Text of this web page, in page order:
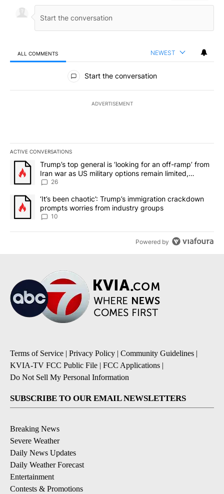
ALL COMMENTS NEWEST
All Comments
Start the conversation
ADVERTISEMENT
ACTIVE CONVERSATIONS
The following is a list of the most commented articles in the last
A trending article titled "Trump’s top general is ‘looking for an
Trump’s top general is ‘looking for an off-ramp’ from
Iran war as US military options remain limited,
sources say
26
A trending article titled "‘It’s been chaotic’: Trump’s
‘It’s been chaotic’: Trump’s immigration crackdown
prompts worries from industry groups
10
Powered by
Terms of Service | Privacy Policy | Community Guidelines |
KVIA-TV FCC Public File | FCC Applications |
Do Not Sell My Personal Information
SUBSCRIBE TO OUR EMAIL NEWSLETTERS
Breaking News
Severe Weather
Daily News Updates
Daily Weather Forecast
Entertainment
Contests & Promotions